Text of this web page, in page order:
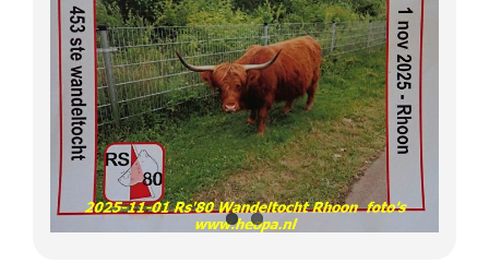
Lange Afstand Wandeltochten
Meerdaagse tochten
Buitenlandse Wandelingen
Recente Wandelingen